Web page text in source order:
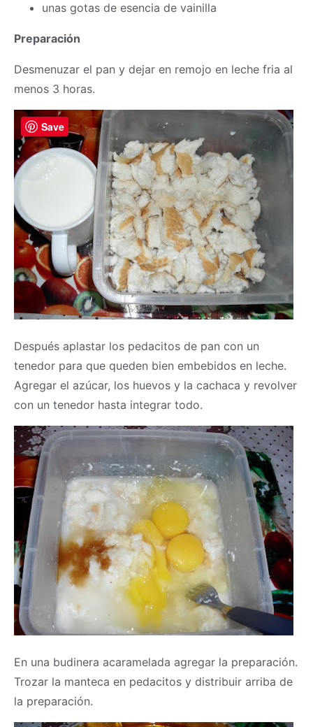
unas gotas de esencia de vainilla
Preparación
Desmenuzar el pan y dejar en remojo en leche fria al
menos 3 horas.
Después aplastar los pedacitos de pan con un
tenedor para que queden bien embebidos en leche.
Agregar el azúcar, los huevos y la cachaca y revolver
con un tenedor hasta integrar todo.
En una budinera acaramelada agregar la preparación.
Trozar la manteca en pedacitos y distribuir arriba de
la preparación.
Save